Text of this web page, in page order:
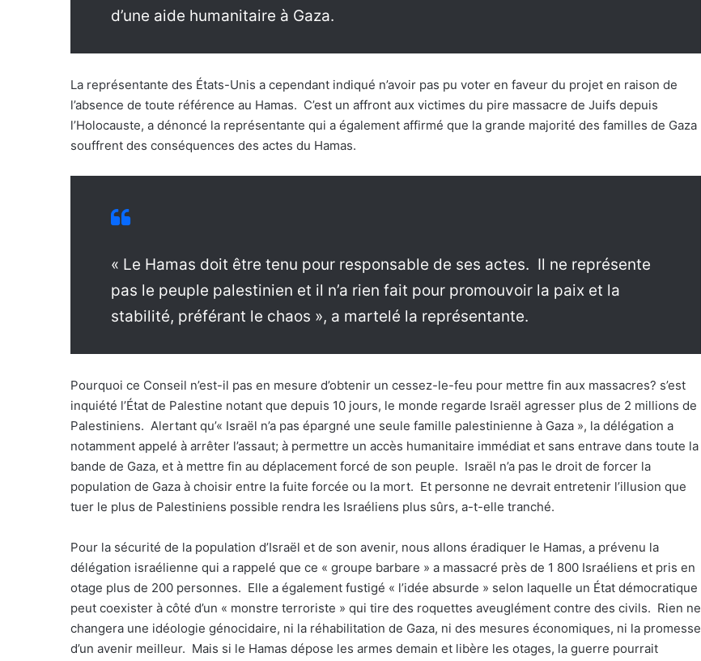
d’une aide humanitaire à Gaza.
La représentante des États-Unis a cependant indiqué n’avoir pas pu voter en faveur du projet en raison de
l’absence de toute référence au Hamas. C’est un affront aux victimes du pire massacre de Juifs depuis
l’Holocauste, a dénoncé la représentante qui a également affirmé que la grande majorité des familles de Gaza
souffrent des conséquences des actes du Hamas.
« Le Hamas doit être tenu pour responsable de ses actes. Il ne représente
pas le peuple palestinien et il n’a rien fait pour promouvoir la paix et la
stabilité, préférant le chaos », a martelé la représentante.
Pourquoi ce Conseil n’est-il pas en mesure d’obtenir un cessez-le-feu pour mettre fin aux massacres? s’est
inquiété l’État de Palestine notant que depuis 10 jours, le monde regarde Israël agresser plus de 2 millions de
Palestiniens. Alertant qu’« Israël n’a pas épargné une seule famille palestinienne à Gaza », la délégation a
notamment appelé à arrêter l’assaut; à permettre un accès humanitaire immédiat et sans entrave dans toute la
bande de Gaza, et à mettre fin au déplacement forcé de son peuple. Israël n’a pas le droit de forcer la
population de Gaza à choisir entre la fuite forcée ou la mort. Et personne ne devrait entretenir l’illusion que
tuer le plus de Palestiniens possible rendra les Israéliens plus sûrs, a-t-elle tranché.
Pour la sécurité de la population d’Israël et de son avenir, nous allons éradiquer le Hamas, a prévenu la
délégation israélienne qui a rappelé que ce « groupe barbare » a massacré près de 1 800 Israéliens et pris en
otage plus de 200 personnes. Elle a également fustigé « l’idée absurde » selon laquelle un État démocratique
peut coexister à côté d’un « monstre terroriste » qui tire des roquettes aveuglément contre des civils. Rien ne
changera une idéologie génocidaire, ni la réhabilitation de Gaza, ni des mesures économiques, ni la promesse
d’un avenir meilleur. Mais si le Hamas dépose les armes demain et libère les otages, la guerre pourrait